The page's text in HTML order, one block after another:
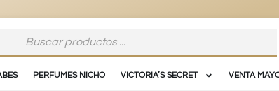
PERFUMES NICHO VICTORIA’S SECRET VENTA